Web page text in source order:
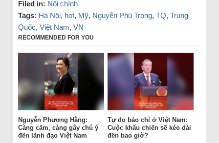
Filed in: Nội chính
Tags: Hà Nội, hot, Mỹ, Nguyễn Phú Trọng, TQ, Trung
Quốc, Việt Nam, VN
RECOMMENDED FOR YOU
Nguyễn Phương Hằng:
Càng cấm, càng gây chú ý
đến lãnh đạo Việt Nam
Tự do báo chí ở Việt Nam:
Cuộc khẩu chiến sẽ kéo dài
đến bao giờ?